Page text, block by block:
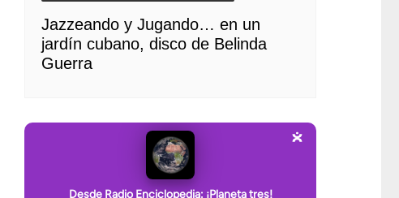
Jazzeando y Jugando… en un
jardín cubano, disco de Belinda
Guerra